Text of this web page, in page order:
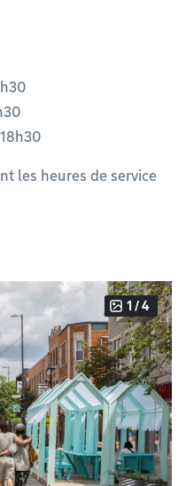
les heures de service
1 / 4